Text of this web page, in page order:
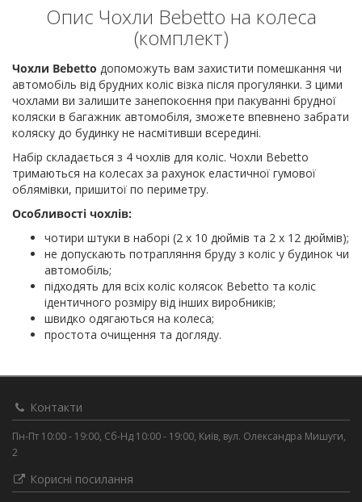
Опис Чохли Bebetto на колеса
(комплект)
Чохли Bebetto допоможуть вам захистити помешкання чи
автомобіль від брудних коліс візка після прогулянки. З цими
чохлами ви залишите занепокоєння при пакуванні брудної
коляски в багажник автомобіля, зможете впевнено забрати
коляску до будинку не насмітивши всередині.
Набір складається з 4 чохлів для коліс. Чохли Bebetto
тримаються на колесах за рахунок еластичної гумової
облямівки, пришитої по периметру.
Особливості чохлів:
чотири штуки в наборі (2 х 10 дюймів та 2 х 12 дюймів);
не допускають потрапляння бруду з коліс у будинок чи
автомобіль;
підходять для всіх коліс колясок Bebetto та коліс
ідентичного розміру від інших виробників;
швидко одягаються на колеса;
простота очищення та догляду.
Контакти
Пн-Пт 10:00 - 19:00, Сб-Нд 10:00 - 19:00, Київ, вул. Олександра Мишуги,
2
Корисні посилання